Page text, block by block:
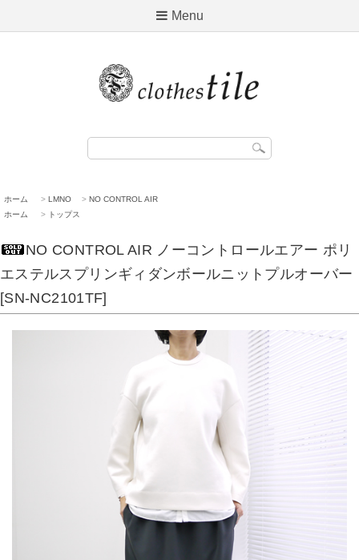
Menu
ホーム > LMNO > NO CONTROL AIR
ホーム
> トップス
NO CONTROL AIR ノーコントロールエアー ポリ
エステルスプリンギィダンボールニットプルオーバー
[SN-NC2101TF]